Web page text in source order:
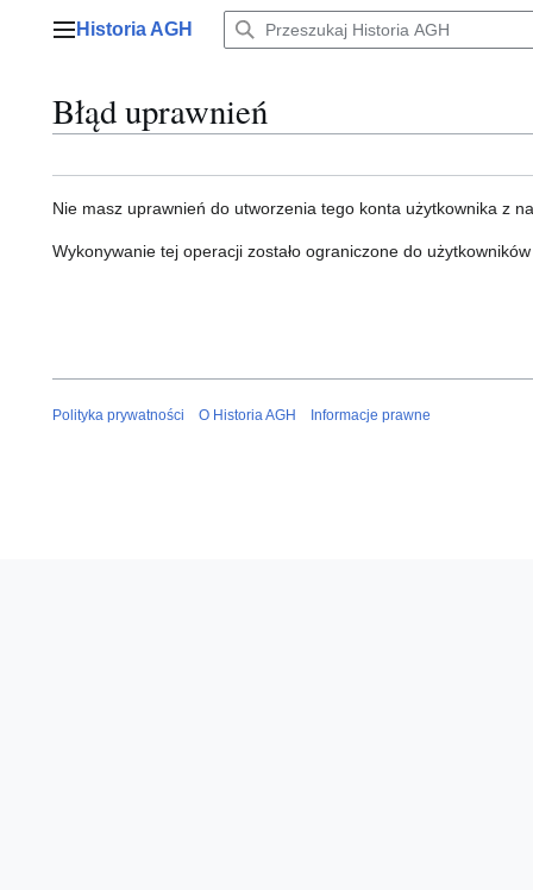
Menu główne
Historia AGH
Błąd uprawnień
Nie masz uprawnień do utworzenia tego konta użytkownika z
Wykonywanie tej operacji zostało ograniczone do
Polityka prywatności O Historia AGH Informacje prawne